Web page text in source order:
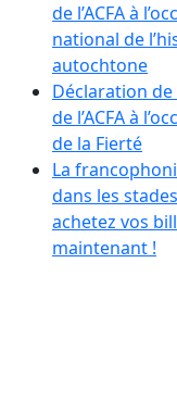
de l’ACFA à
national de
autochtone
Déclaration
de l’ACFA à
de la Fierté
La
dans les
achetez vos
maintenant !